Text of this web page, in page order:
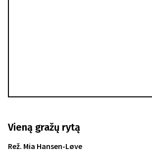
Vieną gražų rytą
Rež. Mia Hansen-Løve